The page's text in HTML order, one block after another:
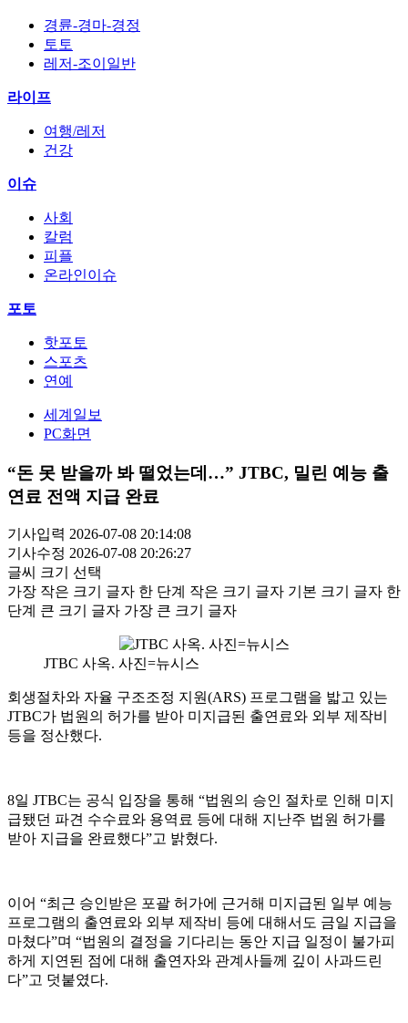
경륜-경마-경정
토토
레저-조이일반
라이프
여행/레저
건강
이슈
사회
칼럼
피플
온라인이슈
포토
핫포토
스포츠
연예
세계일보
PC화면
“돈 못 받을까 봐 떨었는데…” JTBC, 밀린 예능 출
연료 전액 지급 완료
기사입력 2026-07-08 20:14:08
기사수정 2026-07-08 20:26:27
글씨 크기 선택
가장 작은 크기 글자 한 단계 작은 크기 글자 기본 크기 글자 한
단계 큰 크기 글자 가장 큰 크기 글자
JTBC 사옥. 사진=뉴시스
회생절차와 자율 구조조정 지원(ARS) 프로그램을 밟고 있는
JTBC가 법원의 허가를 받아 미지급된 출연료와 외부 제작비
등을 정산했다.
8일 JTBC는 공식 입장을 통해 “법원의 승인 절차로 인해 미지
급됐던 파견 수수료와 용역료 등에 대해 지난주 법원 허가를
받아 지급을 완료했다”고 밝혔다.
이어 “최근 승인받은 포괄 허가에 근거해 미지급된 일부 예능
프로그램의 출연료와 외부 제작비 등에 대해서도 금일 지급을
마쳤다”며 “법원의 결정을 기다리는 동안 지급 일정이 불가피
하게 지연된 점에 대해 출연자와 관계사들께 깊이 사과드린
다”고 덧붙였다.